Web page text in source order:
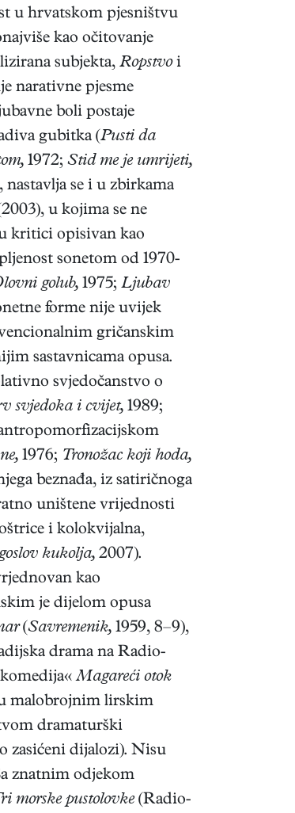
u hrvatskom pjesništvu
kao očitovanje
subjekta, Ropstvoi
narativne pjesme
boli postaje
gubitka (Pusti da
1972; Stid me je umrijeti,
se i u zbirkama
u kojima se ne
kritici opisivan kao
sonetom od 1970-
golub, 1975; Ljubav
forme nije uvijek
gričanskim
sastavnicama opusa.
svjedočanstvo o
svjedoka i cvijet, 1989;
antropomorfizacijskom
1976; Tronožac koji hoda,
beznađa, iz satiričnoga
uništene vrijednosti
i kolokvijalna,
kukolja, 2007).
kao
je dijelom opusa
(Savremenik, 1959, 8–9),
drama na Radio-
komedija«Magareći otok
malobrojnim lirskim
dramaturški
zasićeni dijalozi). Nisu
znatnim odjekom
morske pustolovke (Radio-